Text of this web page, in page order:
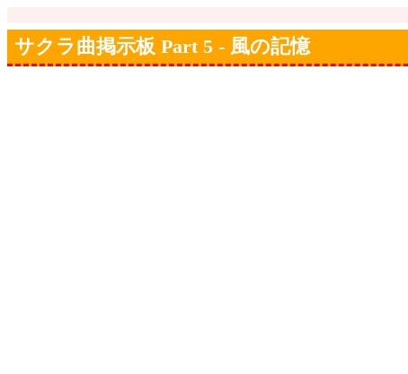
サクラ曲掲示板 Part 5 - 風の記憶